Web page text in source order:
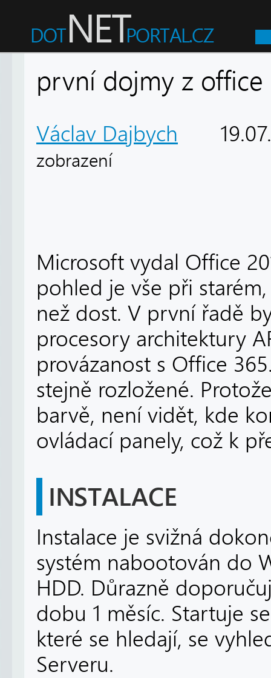
první dojmy z office
Václav Dajbych
zobrazení
Microsoft vydal Office
pohled je vše při
než dost. V první řadě
procesory architektury
provázanost s Office
stejně rozložené.
barvě, není vidět, kde
ovládací panely, což k
INSTALACE
Instalace je svižná
systém nabootován do
HDD. Důrazně
dobu 1 měsíc. Startuje
které se hledají, se
Serveru.